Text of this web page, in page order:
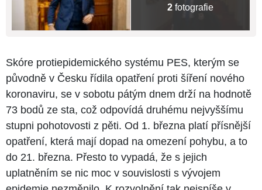
2 fotografie
Skóre protiepidemického systému PES, kterým se
původně v Česku řídila opatření proti šíření nového
koronaviru, se v sobotu pátým dnem drží na hodnotě
73 bodů ze sta, což odpovídá druhému nejvyššímu
stupni pohotovosti z pěti. Od 1. března platí přísnější
opatření, která mají dopad na omezení pohybu, a to
do 21. března. Přesto to vypadá, že s jejich
uplatněním se nic moc v souvislosti s vývojem